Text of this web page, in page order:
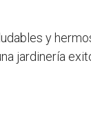
y
jardinería